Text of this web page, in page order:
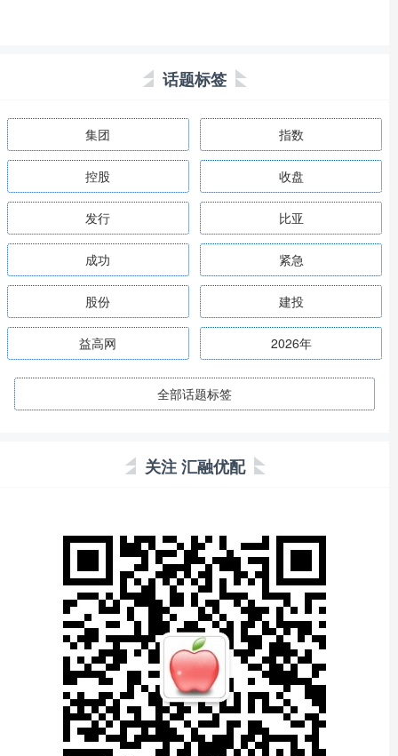
话题标签
集团 指数
控股 收盘
发行 比亚
成功 紧急
股份 建投
益高网 2026年
全部话题标签
关注 汇融优配